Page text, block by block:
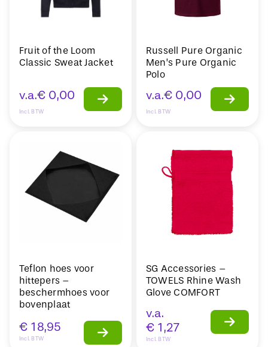
Fruit of the Loom
Classic Sweat Jacket
v.a.€ 0,00
Incl. BTW
Russell Pure Organic
Men’s Pure Organic
Polo
v.a.€ 0,00
Incl. BTW
Teflon hoes voor
hittepers –
beschermhoes voor
bovenplaat
€ 18,95
Incl. BTW
SG Accessories –
TOWELS Rhine Wash
Glove COMFORT
v.a.
€ 1,27
Incl. BTW